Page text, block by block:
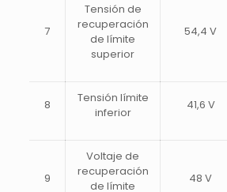
7
Tensión de
recuperación
de límite
superior
54,4 V
8
Tensión límite
inferior
41,6 V
9
Voltaje de
recuperación
de límite
48 V